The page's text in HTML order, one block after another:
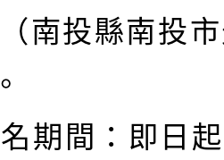
南投縣南投
期間：即日